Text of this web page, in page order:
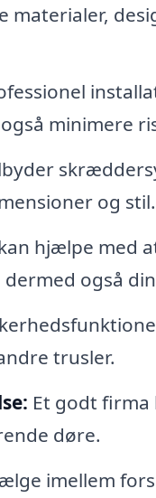
materialer,
minimere
og stil.
hjælpe med
også
trusler.
Et godt firma
døre.
imellem